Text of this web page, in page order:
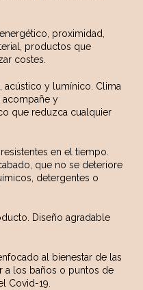
proximidad,
productos que
costes.
acústico y lumínico. Clima
acompañe y
que reduzca cualquier
en el tiempo.
que no se deteriore
detergentes o
Diseño agradable
al bienestar de las
a los baños o puntos de
Covid-19.